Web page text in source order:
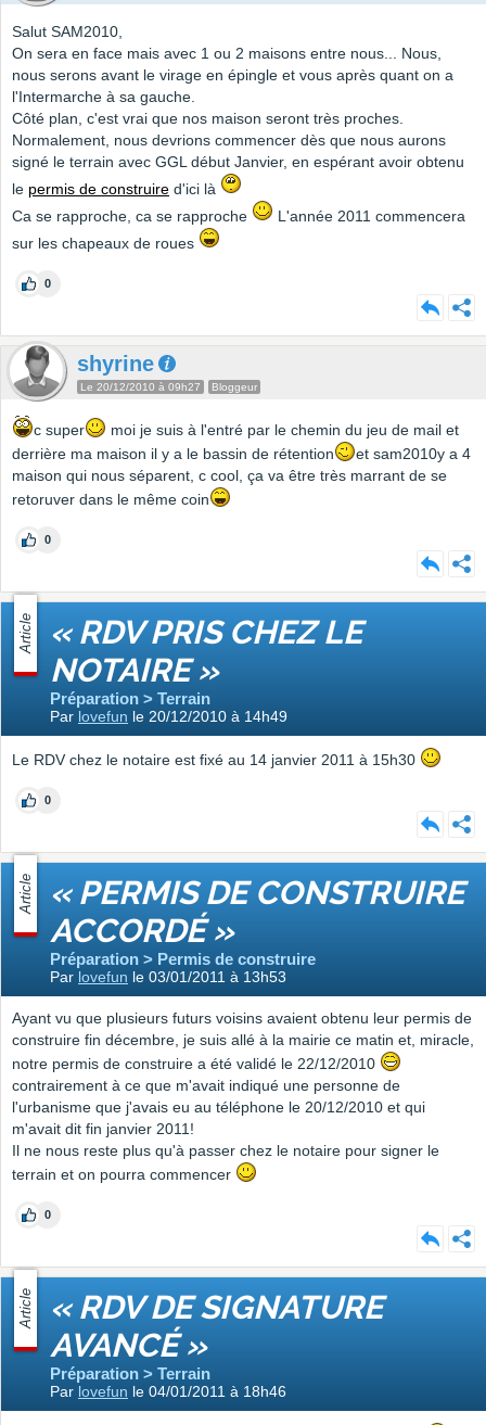
Salut SAM2010,
On sera en face mais avec 1 ou 2 maisons entre nous... Nous,
nous serons avant le virage en épingle et vous après quant on a
l'Intermarche à sa gauche.
Côté plan, c'est vrai que nos maison seront très proches.
Normalement, nous devrions commencer dès que nous aurons
signé le terrain avec GGL début Janvier, en espérant avoir obtenu
le permis de construire d'ici là
Ca se rapproche, ca se rapproche
L'année 2011 commencera
sur les chapeaux de roues
0
shyrine
Le 20/12/2010 à 09h27 Bloggeur
c super
moi je suis à l'entré par le chemin du jeu de mail et
derrière ma maison il y a le bassin de rétention
et sam2010y a 4
maison qui nous séparent, c cool, ça va être très marrant de se
retoruver dans le même coin
0
Article « RDV PRIS CHEZ LE
NOTAIRE »
Préparation > Terrain
Par lovefun le 20/12/2010 à 14h49
Le RDV chez le notaire est fixé au 14 janvier 2011 à 15h30
0
Article « PERMIS DE CONSTRUIRE
ACCORDÉ »
Préparation > Permis de construire
Par lovefun le 03/01/2011 à 13h53
Ayant vu que plusieurs futurs voisins avaient obtenu leur permis de
construire fin décembre, je suis allé à la mairie ce matin et, miracle,
notre permis de construire a été validé le 22/12/2010
contrairement à ce que m'avait indiqué une personne de
l'urbanisme que j'avais eu au téléphone le 20/12/2010 et qui
m'avait dit fin janvier 2011!
Il ne nous reste plus qu'à passer chez le notaire pour signer le
terrain et on pourra commencer
0
Article « RDV DE SIGNATURE
AVANCÉ »
Préparation > Terrain
Par lovefun le 04/01/2011 à 18h46